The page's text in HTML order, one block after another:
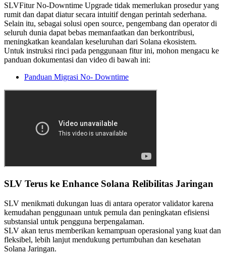
SLVFitur No-Downtime Upgrade tidak memerlukan prosedur yang
rumit dan dapat diatur secara intuitif dengan perintah sederhana.
Selain itu, sebagai solusi open source, pengembang dan operator di
seluruh dunia dapat bebas memanfaatkan dan berkontribusi,
meningkatkan keandalan keseluruhan dari Solana ekosistem.
Untuk instruksi rinci pada penggunaan fitur ini, mohon mengacu ke
panduan dokumentasi dan video di bawah ini:
Panduan Migrasi No- Downtime
SLV Terus ke Enhance Solana Relibilitas Jaringan
SLV menikmati dukungan luas di antara operator validator karena
kemudahan penggunaan untuk pemula dan peningkatan efisiensi
substansial untuk pengguna berpengalaman.
SLV akan terus memberikan kemampuan operasional yang kuat dan
fleksibel, lebih lanjut mendukung pertumbuhan dan kesehatan
Solana Jaringan.